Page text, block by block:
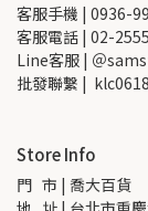
客服手機 | 0936-
客服電話 | 02-
Line客服 | ＠
批發聯繫 |
Store Info
門   市 | 喬大百貨